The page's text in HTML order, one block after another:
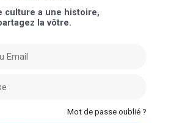
culture a une histoire,
la vôtre.
Mot de passe oublié ?